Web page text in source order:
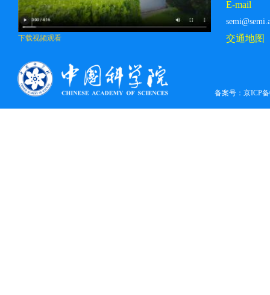
下载视频观看
E-mail
交通地图
备案号： 京ICP